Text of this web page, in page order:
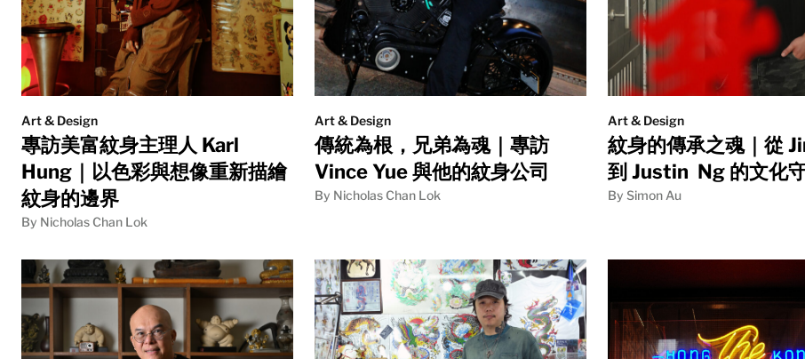
Art & Design
專訪美富紋身主理人 Karl
Hung｜以色彩與想像重新描繪
紋身的邊界
By Nicholas Chan Lok
Art & Design
傳統為根，兄弟為魂｜專訪
Vince Yue 與他的紋身公司
By Nicholas Chan Lok
Art & Design
紋身的傳承之魂｜從
到 Justin Ng 的文化
By Simon Au